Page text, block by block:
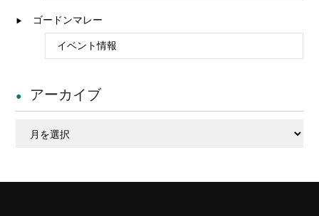
ゴードンマレー
イベント情報
アーカイブ